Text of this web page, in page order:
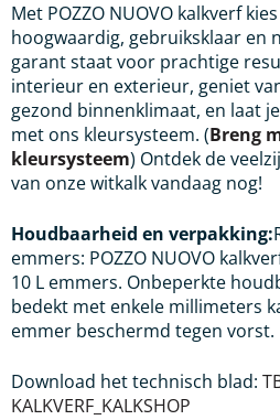
Met POZZO NUOVO kalkverf
hoogwaardig, gebruiksklaar
garant staat voor prachtige
interieur en exterieur, geniet
gezond binnenklimaat, en laat
met ons kleursysteem. (Breng
kleursysteem) Ontdek de
van onze witkalk vandaag nog!
Houdbaarheid en verpakking:
emmers: POZZO NUOVO
10 L emmers. Onbeperkte
bedekt met enkele millimeters
emmer beschermd tegen vorst.
Download het technisch blad:
KALKVERF_KALKSHOP